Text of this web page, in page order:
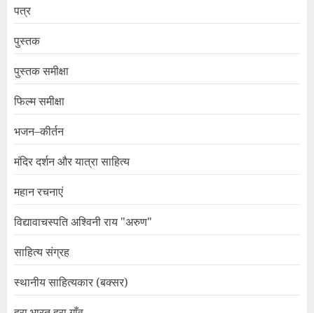
पत्र
पुस्तक
पुस्तक समीक्षा
फिल्म समीक्षा
भजन–कीर्तन
मंदिर दर्शन और यात्रा साहित्य
महान रचनाएं
विद्यावाचस्पति अश्विनी राय "अरुण"
साहित्य संग्रह
स्थानीय साहित्यकार (बक्सर)